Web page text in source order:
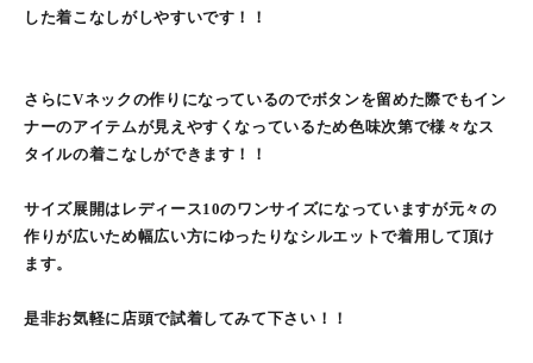
した着こなしがしやすいです！！
さらにVネックの作りになっているのでボタンを留めた際でもイン
ナーのアイテムが見えやすくなっているため色味次第で様々なス
タイルの着こなしができます！！
サイズ展開はレディース10のワンサイズになっていますが元々の
作りが広いため幅広い方にゆったりなシルエットで着用して頂け
ます。
是非お気軽に店頭で試着してみて下さい！！